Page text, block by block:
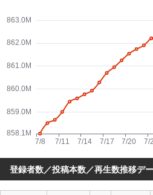
登録者数／投稿本数／再生数推移デ